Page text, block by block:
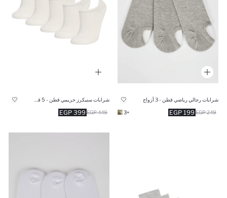
شرابات رجالي رياضي قطن - 3 أزواج
199 EGP 249 EGP
+3
399 EGP 449 EGP